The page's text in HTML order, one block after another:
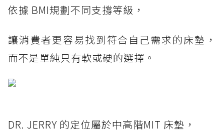
依據 BMI規劃不同支撐等級，
讓消費者更容易找到符合自己需求的床墊，
而不是單純只有軟或硬的選擇。
DR. JERRY 的定位屬於中高階MIT 床墊，